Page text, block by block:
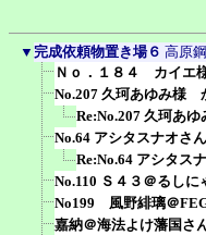
▼ 完成依頼物置き場６ 高原
Ｎｏ．１８４ カイエ
No.207 久珂あゆみ様
Re:No.207 久珂あ
No.64 アシタスナオさ
Re:No.64 アシタス
No.110 Ｓ４３＠るし
No199 風野緋璃＠
嘉納＠海法よけ藩国さ